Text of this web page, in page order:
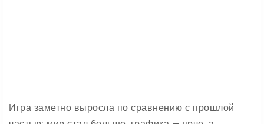
Игра заметно выросла по сравнению с прошлой